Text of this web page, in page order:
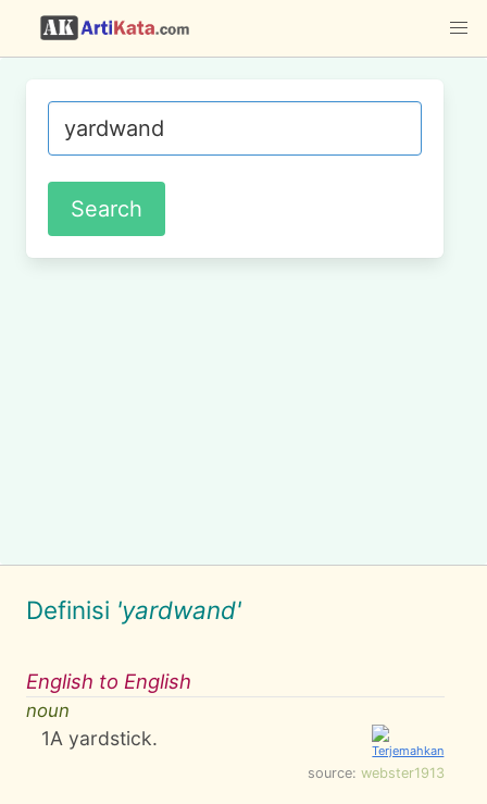
Definisi 'yardwand'
English to English
noun
1A yardstick.
source: webster1913